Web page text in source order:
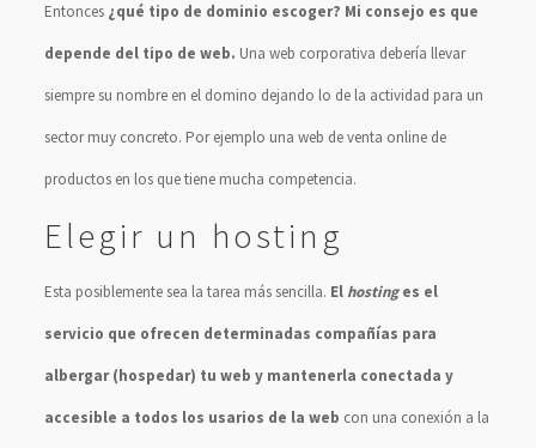
Entonces ¿qué tipo de dominio escoger? Mi consejo es que
depende del tipo de web. Una web corporativa debería llevar
siempre su nombre en el domino dejando lo de la actividad para un
sector muy concreto. Por ejemplo una web de venta online de
productos en los que tiene mucha competencia.
Elegir un hosting
Esta posiblemente sea la tarea más sencilla. El hostinges el
servicio que ofrecen determinadas compañías para
albergar (hospedar) tu web y mantenerla conectada y
accesible a todos los usarios de la web con una conexión a la